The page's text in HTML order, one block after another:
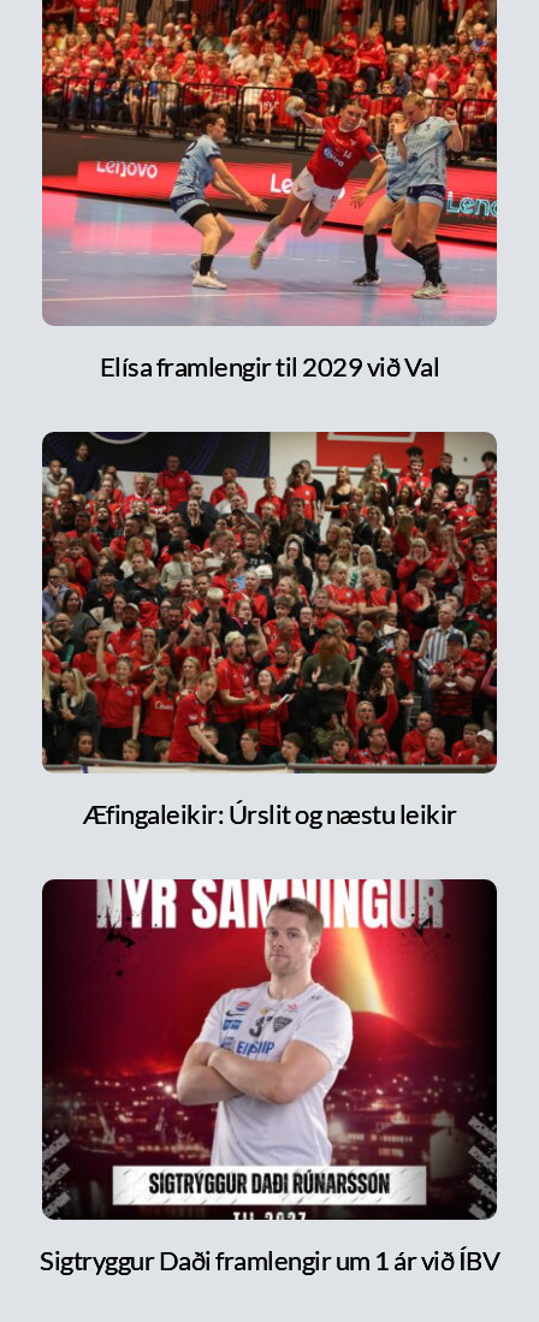
Elísa framlengir til 2029 við Val
Æfingaleikir: Úrslit og næstu leikir
Sigtryggur Daði framlengir um 1 ár við ÍBV